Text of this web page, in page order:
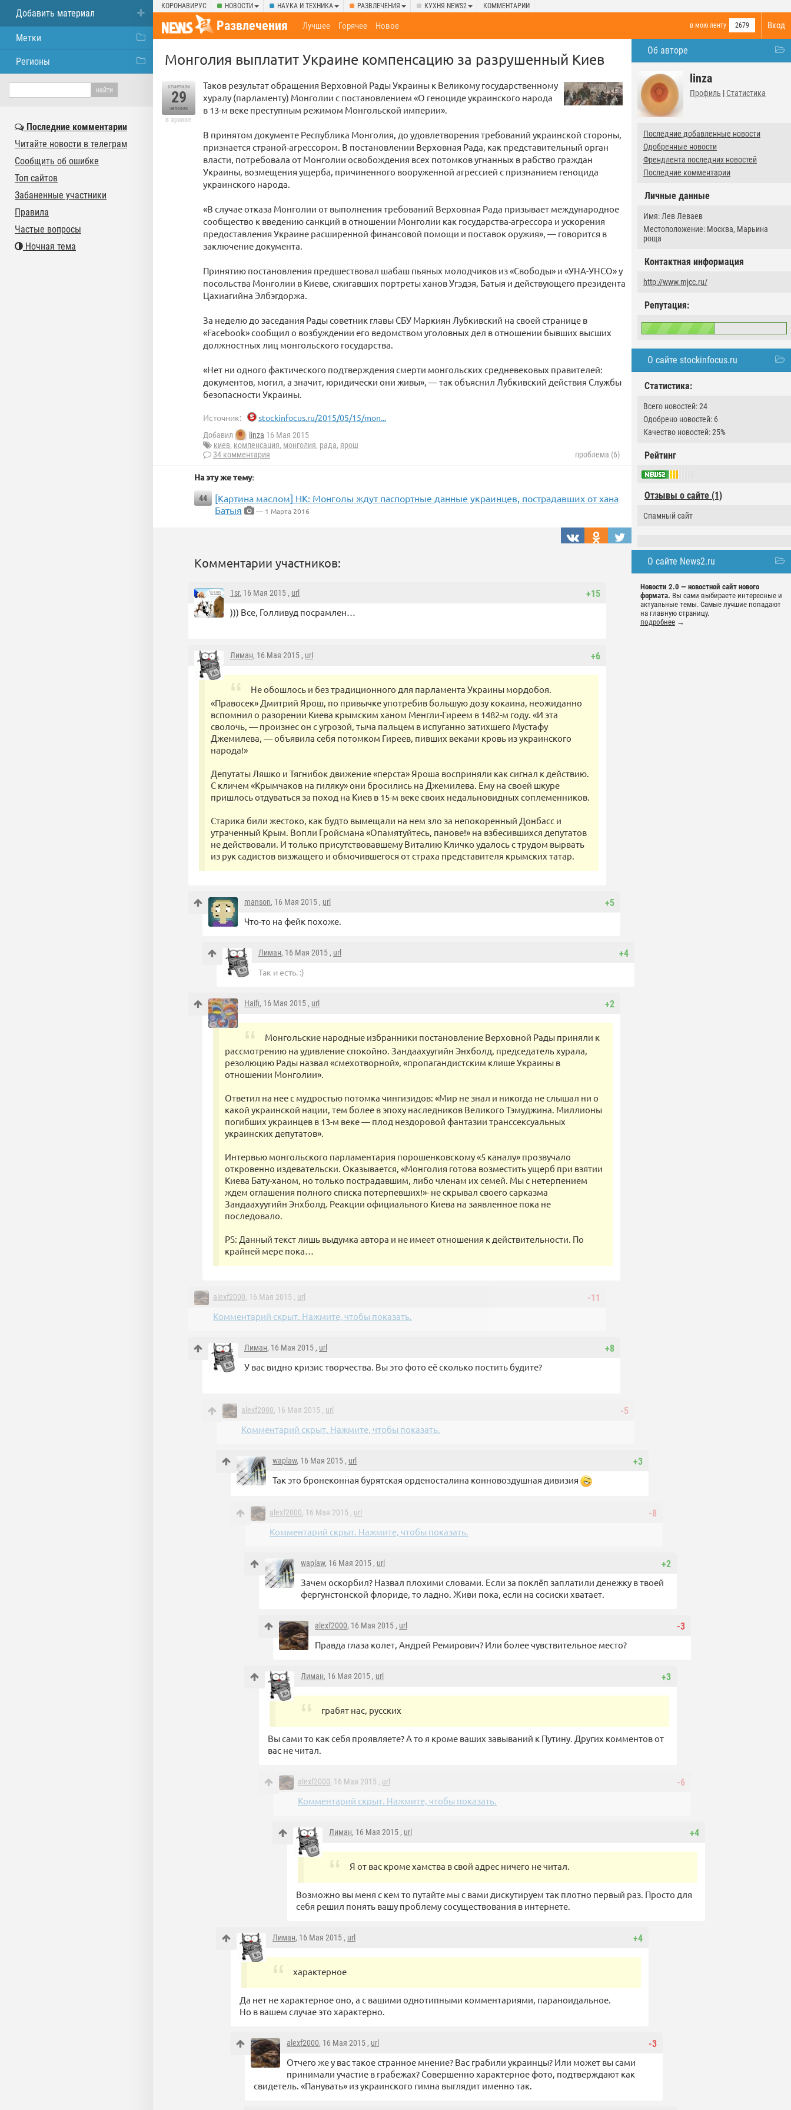
КОРОНАВИРУС НОВОСТИ НАУКА И ТЕХНИКА РАЗВЛЕЧЕНИЯ КУХНЯ NEWS2 КОММЕНТАРИИ
Вход
Развлечения в мою ленту 2679
Лучшее Горячее Новое
Об авторе
linza
Профиль | Статистика
Последние добавленные новости
Одобренные новости
Френдлента последних новостей
Последние комментарии
Личные данные
Имя: Лев Леваев
Местоположение: Москва, Марьина
роща
Контактная информация
http://www.mjcc.ru/
Репутация:
О сайте stockinfocus.ru
Статистика:
Всего новостей: 24
Одобрено новостей: 6
Качество новостей: 25%
Рейтинг
Отзывы о сайте (1)
Спамный сайт
О сайте News2.ru
Новости 2.0 — новостной сайт нового
формата. Вы сами выбираете интересные и
актуальные темы. Самые лучшие попадают
на главную страницу.
подробнее →
Монголия выплатит Украине компенсацию за разрушенный Киев
отметили
29
человек
в архиве
Таков результат обращения Верховной Рады Украины к Великому государственному
хуралу (парламенту) Монголии с постановлением «О геноциде украинского народа
в 13-м веке преступным режимом Монгольской империи».
В принятом документе Республика Монголия, до удовлетворения требований украинской стороны,
признается страной-агрессором. В постановлении Верховная Рада, как представительный орган
власти, потребовала от Монголии освобождения всех потомков угнанных в рабство граждан
Украины, возмещения ущерба, причиненного вооруженной агрессией с признанием геноцида
украинского народа.
«В случае отказа Монголии от выполнения требований Верховная Рада призывает международное
сообщество к введению санкций в отношении Монголии как государства-агрессора и ускорения
предоставления Украине расширенной финансовой помощи и поставок оружия», — говорится в
заключение документа.
Принятию постановления предшествовал шабаш пьяных молодчиков из «Свободы» и «УНА-УНСО» у
посольства Монголии в Киеве, сжигавших портреты ханов Угэдэя, Батыя и действующего президента
Цахиагийна Элбэгдоржа.
За неделю до заседания Рады советник главы СБУ Маркиян Лубкивский на своей странице в
«Facebook» сообщил о возбуждении его ведомством уголовных дел в отношении бывших высших
должностных лиц монгольского государства.
«Нет ни одного фактического подтверждения смерти монгольских средневековых правителей:
документов, могил, а значит, юридически они живы», — так объяснил Лубкивский действия Службы
безопасности Украины.
Источник: stockinfocus.ru/2015/05/15/mon...
Добавил linza 16 Мая 2015
киев, компенсация, монголия, рада, ярош
34 комментария
проблема (6)
На эту же тему:
44
[Картина маслом] НК: Монголы ждут паспортные данные украинцев, пострадавших от хана
Батыя
— 1 Марта 2016
Комментарии участников:
+15
1sr, 16 Мая 2015 , url
))) Все, Голливуд посрамлен…
+6
Лиман, 16 Мая 2015 , url
Не обошлось и без традиционного для парламента Украины мордобоя.
«Правосек» Дмитрий Ярош, по привычке употребив большую дозу кокаина, неожиданно
вспомнил о разорении Киева крымским ханом Менгли-Гиреем в 1482-м году. «И эта
сволочь, — произнес он с угрозой, тыча пальцем в испуганно затихшего Мустафу
Джемилева, — объявила себя потомком Гиреев, пивших веками кровь из украинского
народа!»
Депутаты Ляшко и Тягнибок движение «перста» Яроша восприняли как сигнал к действию.
С кличем «Крымчаков на гиляку» они бросились на Джемилева. Ему на своей шкуре
пришлось отдуваться за поход на Киев в 15-м веке своих недальновидных соплеменников.
Старика били жестоко, как будто вымещали на нем зло за непокоренный Донбасс и
утраченный Крым. Вопли Гройсмана «Опамятуйтесь, панове!» на взбесившихся депутатов
не действовали. И только присутствовавшему Виталию Кличко удалось с трудом вырвать
из рук садистов визжащего и обмочившегося от страха представителя крымских татар.
+5
manson, 16 Мая 2015 , url
Что-то на фейк похоже.
+4
Лиман, 16 Мая 2015 , url
Так и есть. :)
+2
Haifi, 16 Мая 2015 , url
Монгольские народные избранники постановление Верховной Рады приняли к
рассмотрению на удивление спокойно. Зандаахуугийн Энхболд, председатель хурала,
резолюцию Рады назвал «смехотворной», «пропагандистским клише Украины в
отношении Монголии».
Ответил на нее с мудростью потомка чингизидов: «Мир не знал и никогда не слышал ни о
какой украинской нации, тем более в эпоху наследников Великого Тэмуджина. Миллионы
погибших украинцев в 13-м веке — плод нездоровой фантазии транссексуальных
украинских депутатов».
Интервью монгольского парламентария порошенковскому «5 каналу» прозвучало
откровенно издевательски. Оказывается, «Монголия готова возместить ущерб при взятии
Киева Бату-ханом, но только пострадавшим, либо членам их семей. Мы с нетерпением
ждем оглашения полного списка потерпевших!»- не скрывал своего сарказма
Зандаахуугийн Энхболд. Реакции официального Киева на заявленное пока не
последовало.
PS: Данный текст лишь выдумка автора и не имеет отношения к действительности. По
крайней мере пока…
-11
alexf2000, 16 Мая 2015 , url
Комментарий скрыт. Нажмите, чтобы показать.
+8
Лиман, 16 Мая 2015 , url
У вас видно кризис творчества. Вы это фото её сколько постить будите?
-5
alexf2000, 16 Мая 2015 , url
Комментарий скрыт. Нажмите, чтобы показать.
+3
waplaw, 16 Мая 2015 , url
Так это бронеконная бурятская орденосталина конновоздушная дивизия
-8
alexf2000, 16 Мая 2015 , url
Комментарий скрыт. Нажмите, чтобы показать.
+2
waplaw, 16 Мая 2015 , url
Зачем оскорбил? Назвал плохими словами. Если за поклёп заплатили денежку в твоей
фергунстонской флориде, то ладно. Живи пока, если на сосиски хватает.
-3
alexf2000, 16 Мая 2015 , url
Правда глаза колет, Андрей Ремирович? Или более чувствительное место?
+3
Лиман, 16 Мая 2015 , url
грабят нас, русских
Вы сами то как себя проявляете? А то я кроме ваших завываний к Путину. Других комментов от
вас не читал.
-6
alexf2000, 16 Мая 2015 , url
Комментарий скрыт. Нажмите, чтобы показать.
+4
Лиман, 16 Мая 2015 , url
Я от вас кроме хамства в свой адрес ничего не читал.
Возможно вы меня с кем то путайте мы с вами дискутируем так плотно первый раз. Просто для
себя решил понять вашу проблему сосуществования в интернете.
+4
Лиман, 16 Мая 2015 , url
характерное
Да нет не характерное оно, а с вашими однотипными комментариями, параноидальное.
Но в вашем случае это характерно.
-3
alexf2000, 16 Мая 2015 , url
Отчего же у вас такое странное мнение? Вас грабили украинцы? Или может вы сами
принимали участие в грабежах? Совершенно характерное фото, подтверждают как
свидетель. «Панувать» из украинского гимна выглядит именно так.
Добавить материал
Метки
Регионы
Последние комментарии
Читайте новости в телеграм
Сообщить об ошибке
Топ сайтов
Забаненные участники
Правила
Частые вопросы
Ночная тема